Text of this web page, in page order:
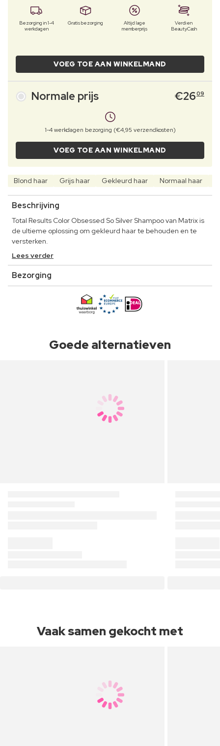
Bezorging in 1-4
werkdagen
Gratis bezorging
Altijd lage
memberprijs
Verdien
BeautyCash
VOEG TOE AAN WINKELMAND
Normale prijs €2609
1-4 werkdagen bezorging (€4,95 verzendkosten)
VOEG TOE AAN WINKELMAND
Blond haar Grijs haar Gekleurd haar Normaal haar
Beschrijving
Total Results Color Obsessed So Silver Shampoo van Matrix is
de ultieme oplossing om gekleurd haar te behouden en te
versterken.
Lees verder
Bezorging
Goede alternatieven
Vaak samen gekocht met